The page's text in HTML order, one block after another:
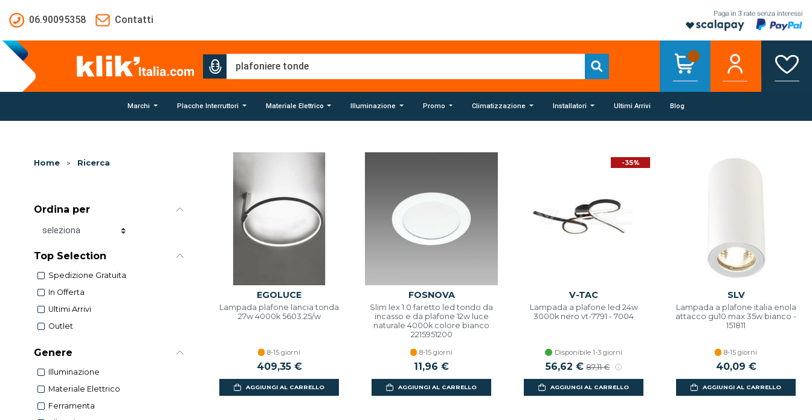
06.90095358
Contatti
Marchi Placche Interruttori Materiale Elettrico Illuminazione Promo Climatizzazione Installatori Ultimi Arrivi Blog
Home > Ricerca
Ordina per
Ordina per
Top Selection
Spedizione Gratuita
In Offerta
Ultimi Arrivi
Outlet
Genere
Illuminazione
Materiale Elettrico
Ferramenta
EGOLUCE
Lampada plafone lancia tonda
27w 4000k 5603.25/w
8-15 giorni
409,35 €
AGGIUNGI AL CARRELLO
FOSNOVA
Slim lex 1.0 faretto led tondo da
incasso e da plafone 12w luce
naturale 4000k colore bianco
2215951200
8-15 giorni
11,96 €
AGGIUNGI AL CARRELLO
-35%
V-TAC
Lampada a plafone led 24w
3000k nero vt-7791 - 7004
Disponibile 1-3 giorni
Prezzo scontato
56,62 € Prezzo di listino
87,11 €
AGGIUNGI AL CARRELLO
SLV
Lampada a plafone italia enola
attacco gu10 max 35w bianco -
151811
8-15 giorni
40,09 €
AGGIUNGI AL CARRELLO